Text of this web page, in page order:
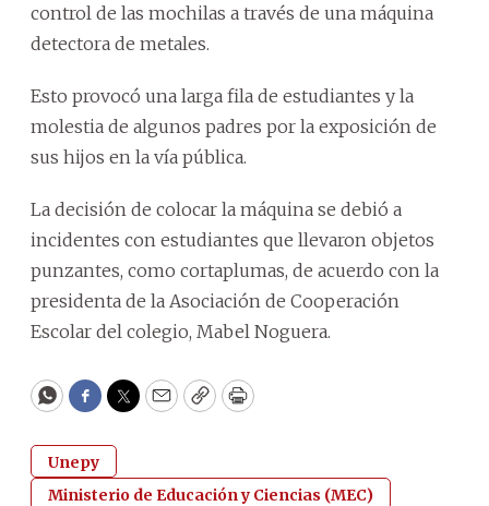
control de las mochilas a través de una máquina
detectora de metales.
Esto provocó una larga fila de estudiantes y la
molestia de algunos padres por la exposición de
sus hijos en la vía pública.
La decisión de colocar la máquina se debió a
incidentes con estudiantes que llevaron objetos
punzantes, como cortaplumas, de acuerdo con la
presidenta de la Asociación de Cooperación
Escolar del colegio, Mabel Noguera.
WhatsApp
Facebook
Twitter
EmailCopyPrint
Unepy
Ministerio de Educación y Ciencias (MEC)